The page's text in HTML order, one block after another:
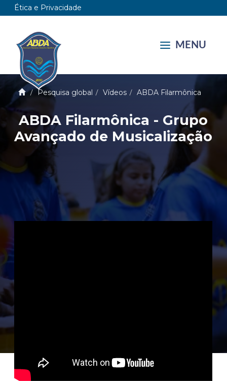
Ética e Privacidade
MENU
Pesquisa global Vídeos ABDA Filarmônica
ABDA Filarmônica - Grupo
Avançado de Musicalização